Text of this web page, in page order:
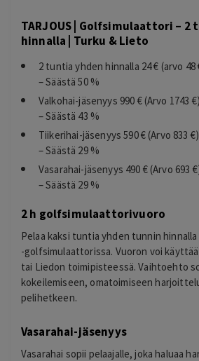
TARJOUS | Golfsimulaattori – 2
hinnalla | Turku & Lieto
2 tuntia yhden hinnalla 24 € (arvo 48
– Säästä 50 %
Valkohai-jäsenyys 990 € (Arvo 1743 €)
– Säästä 43 %
Tiikerihai-jäsenyys 590 € (Arvo 833 €)
– Säästä 29 %
Vasarahai-jäsenyys 490 € (Arvo 693
– Säästä 29 %
2 h golfsimulaattorivuoro
Pelaa kaksi tuntia yhden tunnin hinnalla
-golfsimulaattorissa. Vuoron voi
tai Liedon toimipisteessä. Vaihtoehto
kokeilemiseen, omatoimiseen
pelihetkeen.
Vasarahai-jäsenyys
Vasarahai sopii pelaajalle, joka haluaa